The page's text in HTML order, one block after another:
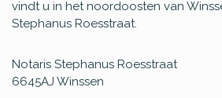
vindt u in het noordoosten van
Stephanus Roesstraat.
Notaris Stephanus Roesstraat
6645AJ Winssen